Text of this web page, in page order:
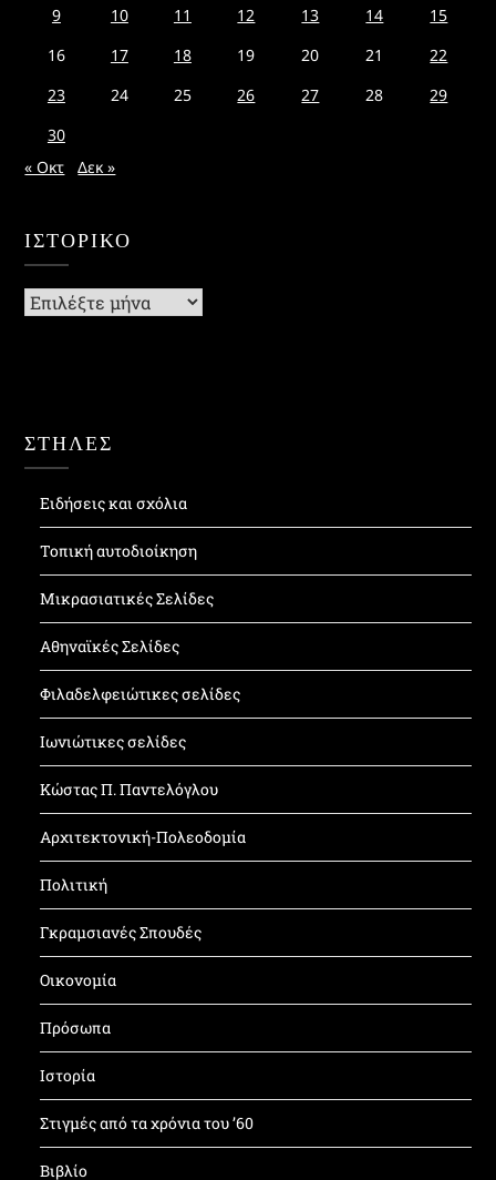
9
10 11 12 13 14
15
16
17 18 19 20 21
22
23
24 25 26 27 28
29
30
« Οκτ
Δεκ »
ΙΣΤΟΡΙΚΌ
Ιστορικό
ΣΤΗΛΕΣ
Ειδήσεις και σχόλια
Τοπική αυτοδιοίκηση
Μικρασιατικές Σελίδες
Αθηναϊκές Σελίδες
Φιλαδελφειώτικες σελίδες
Ιωνιώτικες σελίδες
Κώστας Π. Παντελόγλου
Αρχιτεκτονική-Πολεοδομία
Πολιτική
Γκραμσιανές Σπουδές
Οικονομία
Πρόσωπα
Ιστορία
Στιγμές από τα χρόνια του ’60
Βιβλίο